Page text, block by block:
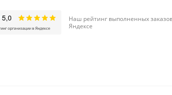
Наш рейтинг выполненных
Яндексе